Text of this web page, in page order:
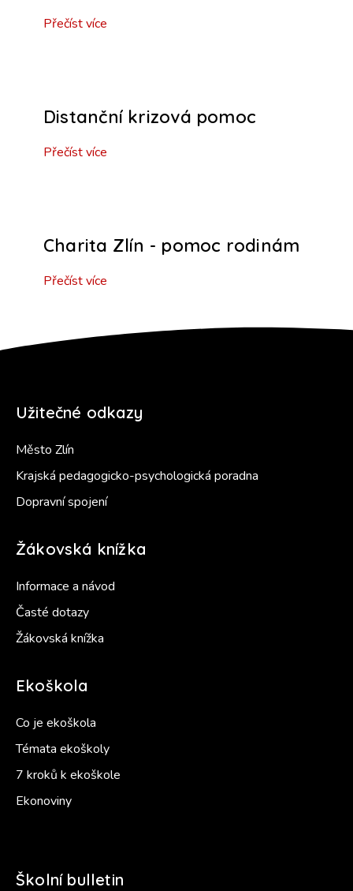
Přečíst více
Distanční krizová pomoc
Přečíst více
Charita Zlín - pomoc rodinám
Přečíst více
Užitečné odkazy
Město Zlín
Krajská pedagogicko-psychologická poradna
Dopravní spojení
Žákovská knížka
Informace a návod
Časté dotazy
Žákovská knížka
Ekoškola
Co je ekoškola
Témata ekoškoly
7 kroků k ekoškole
Ekonoviny
Školní bulletin